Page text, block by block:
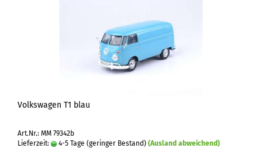
Volkswagen T1 blau
Art.Nr.: MM 79342b
Lieferzeit:
4-5 Tage (geringer Bestand) (Ausland abweichend)